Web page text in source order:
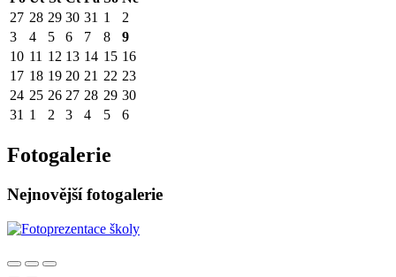
27 28 29 30 31 1
2
3
4 5 6 7 8
9
10 11 12 13 14 15 16
17 18 19 20 21 22 23
24 25 26 27 28 29 30
31 1 2 3 4 5 6
Fotogalerie
Nejnovější fotogalerie